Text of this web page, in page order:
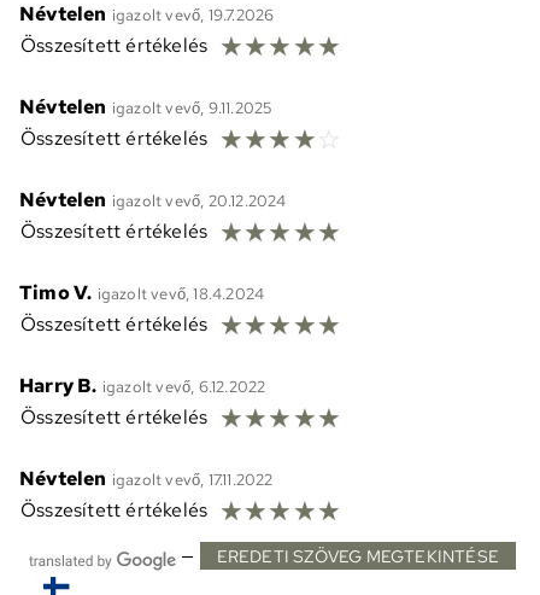
Névtelen igazolt vevő, 19.7.2026
Összesített értékelés ☆☆☆☆☆
Névtelen igazolt vevő, 9.11.2025
Összesített értékelés ☆☆☆☆☆
Névtelen igazolt vevő, 20.12.2024
Összesített értékelés ☆☆☆☆☆
Timo V. igazolt vevő, 18.4.2024
Összesített értékelés ☆☆☆☆☆
Harry B. igazolt vevő, 6.12.2022
Összesített értékelés ☆☆☆☆☆
Névtelen igazolt vevő, 17.11.2022
Összesített értékelés ☆☆☆☆☆
— EREDETI SZÖVEG MEGTEKINTÉSE